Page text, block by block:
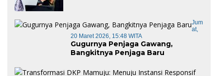
Jum
At,
20 Maret 2026, 15:48 WITA
Gugurnya Penjaga Gawang,
Bangkitnya Penjaga Baru